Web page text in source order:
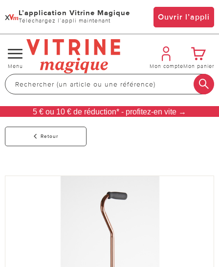
x L’application Vitrine Magique
Téléchargez l’appli maintenant Ouvrir l’appli
Changer
de
navigation
Menu Mon compteMon panier
5 € ou 10 € de réduction* - profitez-en vite →
Retour